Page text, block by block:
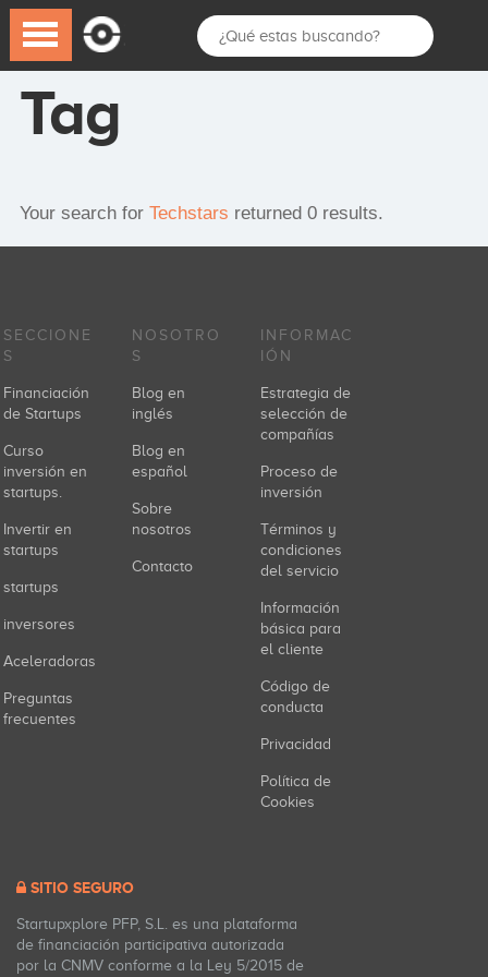
Tag
Your search for Techstars returned 0 results.
SECCIONE
S
Financiación
de Startups
Curso
inversión en
startups.
Invertir en
startups
startups
inversores
Aceleradoras
Preguntas
frecuentes
NOSOTRO
S
Blog en
inglés
Blog en
español
Sobre
nosotros
Contacto
INFORMAC
IÓN
Estrategia de
selección de
compañías
Proceso de
inversión
Términos y
condiciones
del servicio
Información
básica para
el cliente
Código de
conducta
Privacidad
Política de
Cookies
SITIO SEGURO
Startupxplore PFP, S.L. es una plataforma
de financiación participativa autorizada
por la CNMV conforme a la Ley 5/2015 de